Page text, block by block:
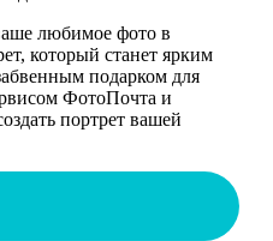
любимое фото в
который станет ярким
подарком для
ФотоПочта и
портрет вашей